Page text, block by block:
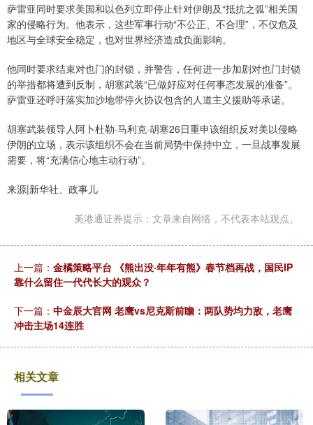
萨雷亚同时要求美国和以色列立即停止针对伊朗及“抵抗之弧”相关国
家的侵略行为。他表示，这些军事行动“不公正、不合理”，不仅危及
地区与全球安全稳定，也对世界经济造成负面影响。
他同时要求结束对也门的封锁，并警告，任何进一步加剧对也门封锁
的举措都将遭到反制，胡塞武装“已做好应对任何事态发展的准备”。
萨雷亚还呼吁落实加沙地带停火协议包含的人道主义援助等承诺。
胡塞武装领导人阿卜杜勒·马利克·胡塞26日重申该组织反对美以侵略
伊朗的立场，表示该组织不会在当前局势中保持中立，一旦战事发展
需要，将“充满信心地主动行动”。
来源|新华社、政事儿
美港通证券提示：文章来自网络，不代表本站观点。
上一篇： 金橘策略平台 《熊出没·年年有熊》春节档再战，国民IP
靠什么留住一代代长大的观众？
下一篇： 中金辰大官网 老鹰vs尼克斯前瞻：两队势均力敌，老鹰
冲击主场14连胜
相关文章